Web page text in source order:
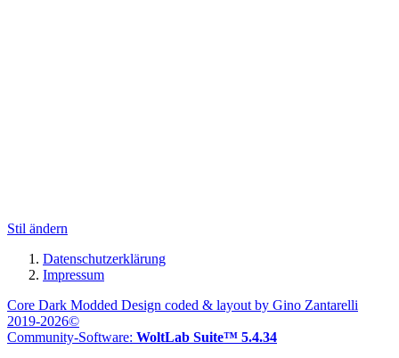
Stil ändern
Datenschutzerklärung
Impressum
Core Dark Modded Design coded & layout by Gino Zantarelli
2019-2026©
Community-Software: WoltLab Suite™ 5.4.34